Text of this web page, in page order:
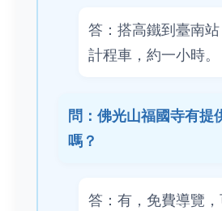
答：搭高鐵到臺南
計程車，約一小時。
問：佛光山福國寺有提
嗎？
答：有，免費導覽